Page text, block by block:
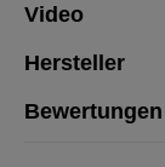
Video
Hersteller
Bewertungen